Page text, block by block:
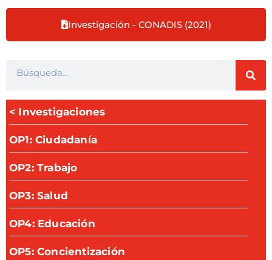
Investigación - CONADIS (2021)
< Investigaciones
OP1: Ciudadanía
OP2: Trabajo
OP3: Salud
OP4: Educación
OP5: Concientización